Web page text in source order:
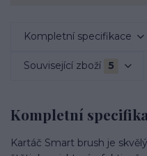
Kompletní specifikace
Související zboží 5
Kompletní
Kartáč Smart brush je